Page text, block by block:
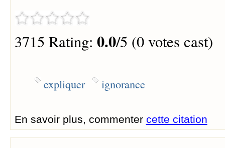
3715 Rating: 0.0/5 (0 votes cast)
expliquer ignorance
En savoir plus, commenter cette citation